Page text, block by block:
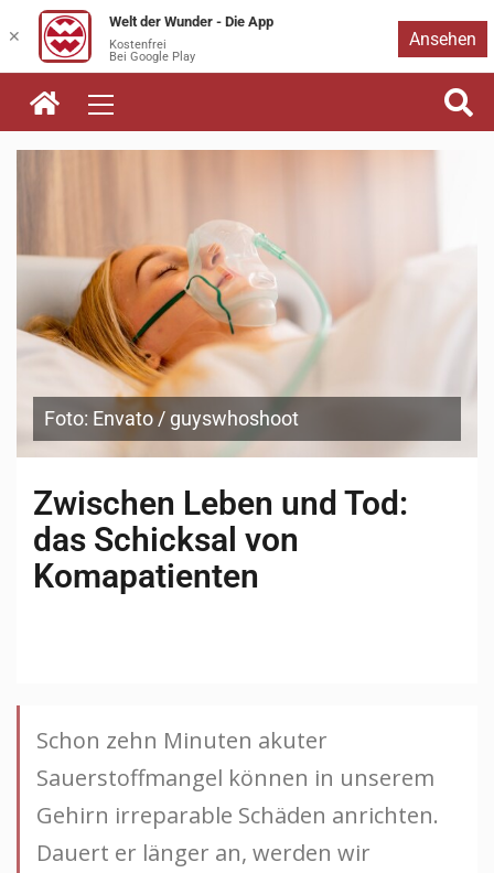
Zum
Inhalt
springen
Foto: Envato / guyswhoshoot
Zwischen Leben und Tod:
das Schicksal von
Komapatienten
Schon zehn Minuten akuter
Sauerstoffmangel können in unserem
Gehirn irreparable Schäden anrichten.
Dauert er länger an, werden wir
✕
Welt der Wunder - Die App
Kostenfrei
Bei Google Play
Ansehen